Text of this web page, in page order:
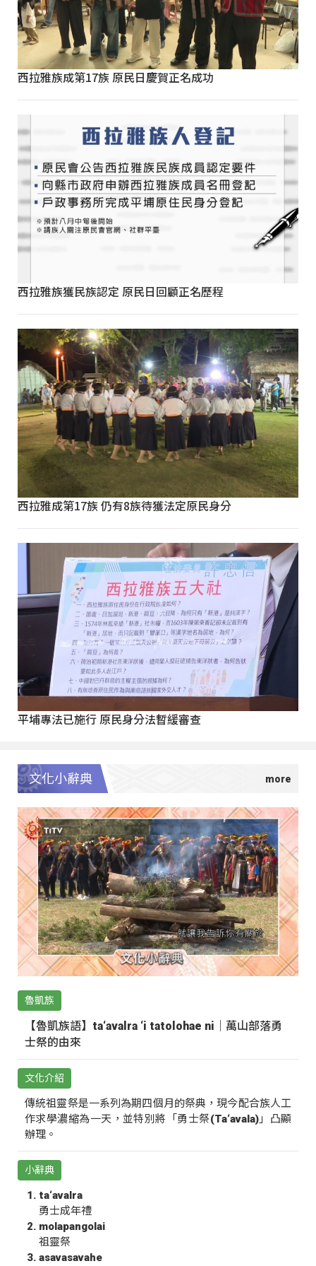
西拉雅族成第17族 原民日慶賀正名成功
西拉雅族獲民族認定 原民日回顧正名歷程
西拉雅成第17族 仍有8族待獲法定原民身分
平埔專法已施行 原民身分法暫緩審查
文化小辭典
魯凱族
【魯凱族語】ta‘avalra ‘i tatolohae ni｜萬山部落勇
士祭的由來
文化介紹
傳統祖靈祭是一系列為期四個月的祭典，現今配合族人工
作求學濃縮為一天，並特別將「勇士祭(Ta‘avala)」凸顯
辦理。
小辭典
ta‘avalra
勇士成年禮
molapangolai
祖靈祭
asavasavahe